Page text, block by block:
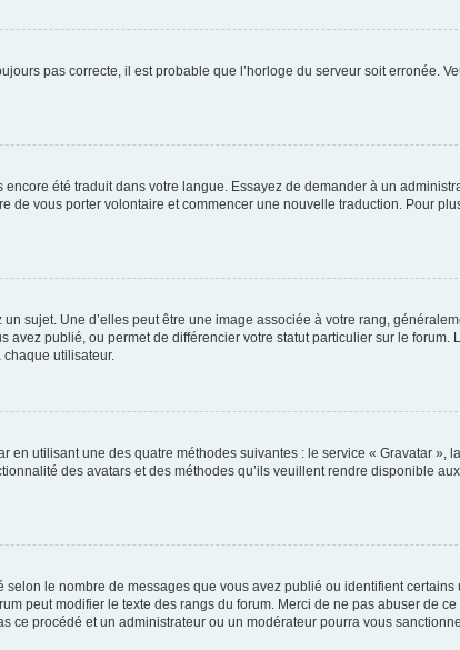
pas correcte, il est probable que l’horloge du serveur soit erronée.
été traduit dans votre langue. Essayez de demander à un
vous porter volontaire et commencer une nouvelle traduction. Pour
sujet. Une d’elles peut être une image associée à votre rang,
publié, ou permet de différencier votre statut particulier sur le forum.
utilisateur.
utilisant une des quatre méthodes suivantes : le service « Gravatar »,
des avatars et des méthodes qu’ils veuillent rendre disponible
le nombre de messages que vous avez publié ou identifient
peut modifier le texte des rangs du forum. Merci de ne pas abuser de
ce procédé et un administrateur ou un modérateur pourra vous